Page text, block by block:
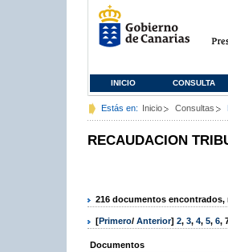
INICIO CONSULTA
Estás en: Inicio Consultas
RECAUDACION
216 documentos encontrados,
[Primero/ Anterior] 2, 3, 4, 5, 6,
Documentos